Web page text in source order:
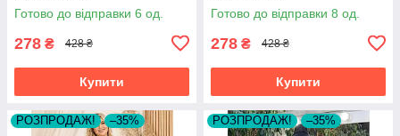
Готово до відправки 6 од.
278 ₴ 428 ₴
Купити
Готово до відправки 8 од.
278 ₴ 428 ₴
Купити
РОЗПРОДАЖ! –35% РОЗПРОДАЖ! –35%